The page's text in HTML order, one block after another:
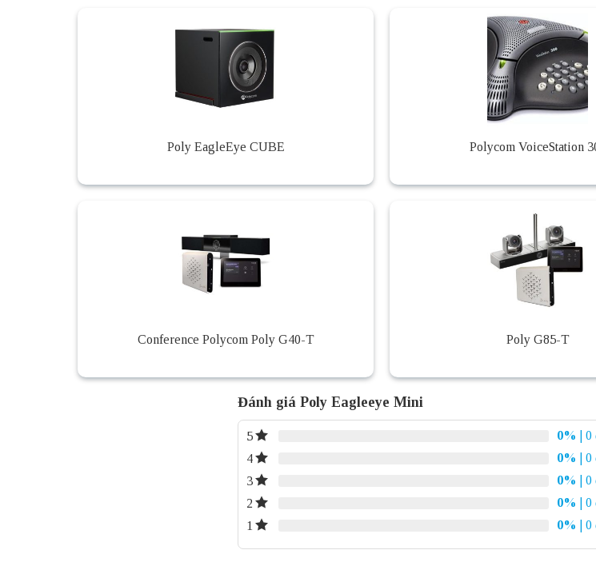
Poly EagleEye CUBE Polycom VoiceStation
Conference Polycom Poly G40-T Poly G85-T
Đánh giá Poly Eagleeye Mini
5 0%
|
4
0%
|
3
0%
|
2
0%
|
1
0% |